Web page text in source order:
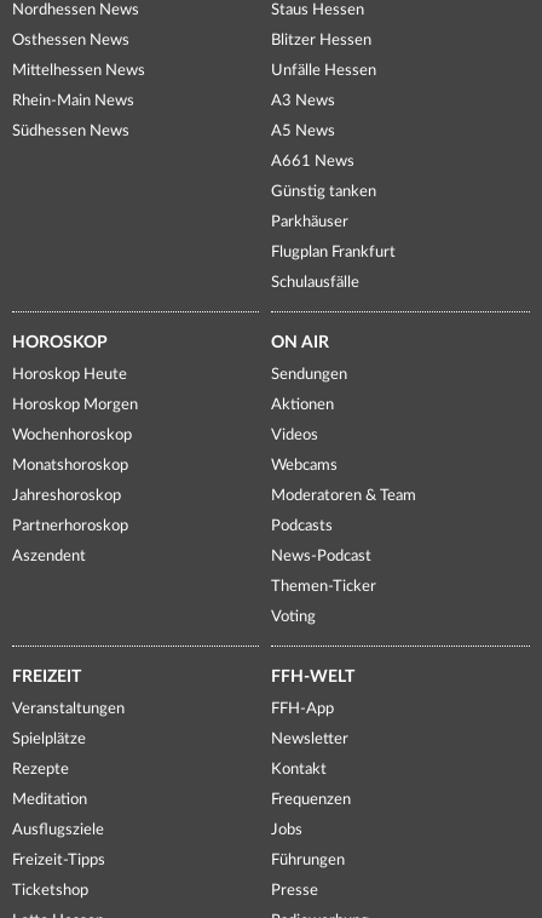
Nordhessen News
Osthessen News
Mittelhessen News
Rhein-Main News
Südhessen News
Staus Hessen
Blitzer Hessen
Unfälle Hessen
A3 News
A5 News
A661 News
Günstig tanken
Parkhäuser
Flugplan Frankfurt
Schulausfälle
HOROSKOP
Horoskop Heute
Horoskop Morgen
Wochenhoroskop
Monatshoroskop
Jahreshoroskop
Partnerhoroskop
Aszendent
ON AIR
Sendungen
Aktionen
Videos
Webcams
Moderatoren & Team
Podcasts
News-Podcast
Themen-Ticker
Voting
FREIZEIT
Veranstaltungen
Spielplätze
Rezepte
Meditation
Ausflugsziele
Freizeit-Tipps
Ticketshop
FFH-WELT
FFH-App
Newsletter
Kontakt
Frequenzen
Jobs
Führungen
Presse